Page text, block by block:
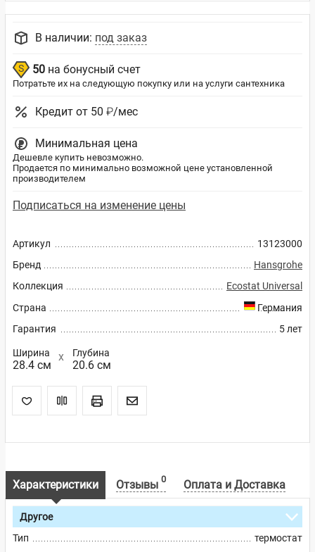
Артикул
13123000
Бренд
Hansgrohe
Коллекция
Ecostat Universal
Страна
Германия
Гарантия
5 лет
Ширина
28.4 см
Глубина
20.6 см
В наличии: под заказ
50 на бонусный счет
Потратьте их на следующую покупку или на услуги сантехника
Кредит от 50 ₽/мес
Минимальная цена
Дешевле купить невозможно.
Продается по минимально возможной цене установленной
производителем
Подписаться на изменение цены
Характеристики Отзывы 0 Оплата и Доставка
Другое
Тип
термостат